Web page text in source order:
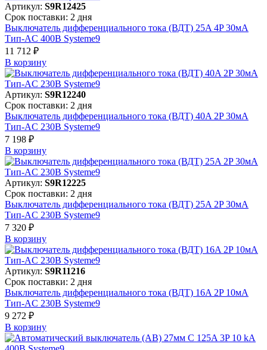
Артикул: S9R12425
Срок поставки: 2 дня
Выключатель дифференциального тока (ВДТ) 25A 4P 30мА
Тип-AC 400В Systeme9
11 712 ₽
В корзинy
Артикул: S9R12240
Срок поставки: 2 дня
Выключатель дифференциального тока (ВДТ) 40A 2P 30мА
Тип-AC 230В Systeme9
7 198 ₽
В корзинy
Артикул: S9R12225
Срок поставки: 2 дня
Выключатель дифференциального тока (ВДТ) 25A 2P 30мА
Тип-AC 230В Systeme9
7 320 ₽
В корзинy
Артикул: S9R11216
Срок поставки: 2 дня
Выключатель дифференциального тока (ВДТ) 16A 2P 10мА
Тип-AC 230В Systeme9
9 272 ₽
В корзинy